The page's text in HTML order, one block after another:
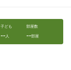
子ども
--人
部屋数
--部屋